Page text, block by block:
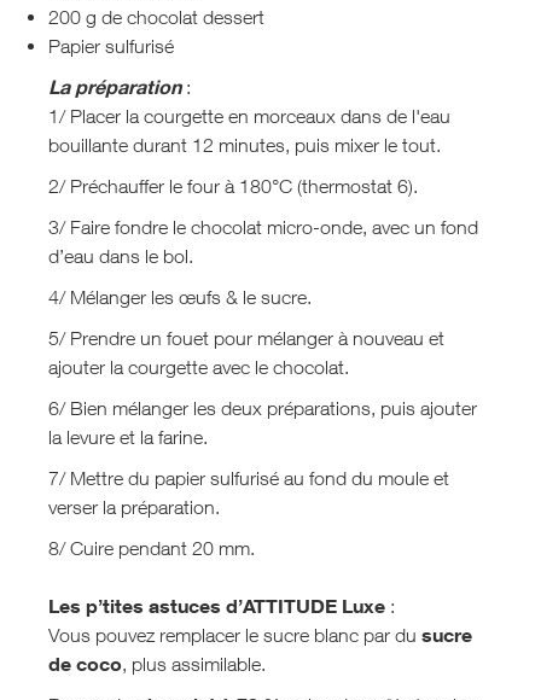
200 g de chocolat dessert
Papier sulfurisé
La préparation:
1/ Placer la courgette en morceaux dans de l'eau
bouillante durant 12 minutes, puis mixer le tout.
2/ Préchauffer le four à 180°C (thermostat 6).
3/ Faire fondre le chocolat micro-onde, avec un fond
d’eau dans le bol.
4/ Mélanger les œufs & le sucre.
5/ Prendre un fouet pour mélanger à nouveau et
ajouter la courgette avec le chocolat.
6/ Bien mélanger les deux préparations, puis ajouter
la levure et la farine.
7/ Mettre du papier sulfurisé au fond du moule et
verser la préparation.
8/ Cuire pendant 20 mm.
Les p’tites astuces d’ATTITUDE Luxe :
Vous pouvez remplacer le sucre blanc par du sucre
de coco, plus assimilable.